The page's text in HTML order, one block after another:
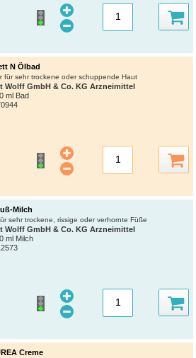
N Ölbad
für sehr trockene oder schuppende Haut
Wolff GmbH & Co. KG Arzneimittel
ml Bad
Milch
sehr trockene, rissige oder verhornte Füße
Wolff GmbH & Co. KG Arzneimittel
ml Milch
Creme